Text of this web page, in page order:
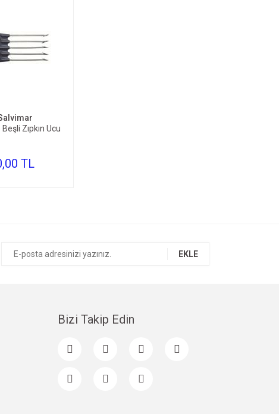
Zıpkın Ucu
TL
EKLE
Bizi Takip Edin